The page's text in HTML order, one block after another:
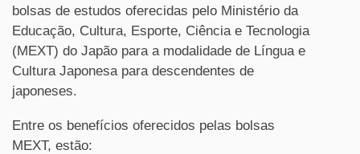
bolsas de estudos oferecidas pelo Ministério da
Educação, Cultura, Esporte, Ciência e Tecnologia
(MEXT) do Japão para a modalidade de Língua e
Cultura Japonesa para descendentes de
japoneses.
Entre os benefícios oferecidos pelas bolsas
MEXT, estão: